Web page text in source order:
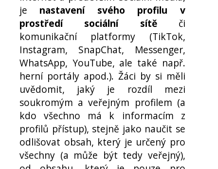
je nastavení svého profilu v
prostředí sociální sítěči
komunikační platformy (TikTok,
Instagram, SnapChat, Messenger,
WhatsApp, YouTube, ale také např.
herní portály apod.). Žáci by si měli
uvědomit, jaký je rozdíl mezi
soukromým a veřejným profilem (a
kdo všechno má k informacím z
profilů přístup), stejně jako naučit se
odlišovat obsah, který je určený pro
všechny (a může být tedy veřejný),